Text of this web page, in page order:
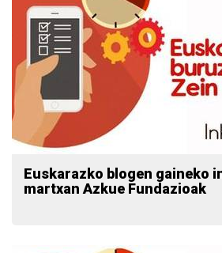
Euskarazko blogen gaineko
martxan Azkue Fundazioak